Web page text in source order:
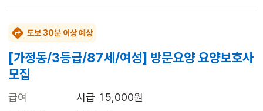
도보 30분 이상 예상
[가정동/3등급/87세/여성] 방문요양 요양보호사
모집
급여
시급 15,000원